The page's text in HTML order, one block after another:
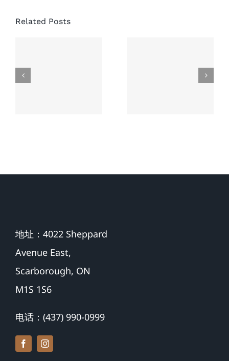
Related Posts
一场车
案，老人
接受的和
解，换来
地址：4022 Sheppard
Avenue East,
Scarborough, ON
M1S 1S6
电话：(437) 990-0999